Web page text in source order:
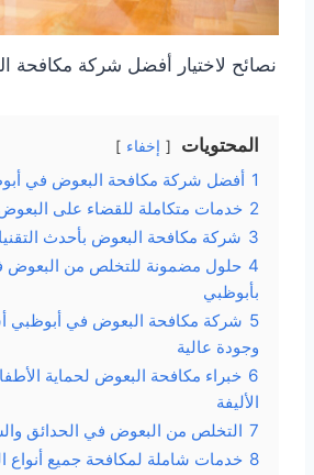
نصائح لاختيار أفضل شركة مكافحة
المحتويات إخفاء
1 أفضل شركة مكافحة البعوض في
2 خدمات متكاملة للقضاء على
3 شركة مكافحة البعوض بأحدث
4 حلول مضمونة للتخلص من البعوض
بأبوظبي
5 شركة مكافحة البعوض في أبوظبي
وجودة عالية
6 خبراء مكافحة البعوض لحماية
الأليفة
7 التخلص من البعوض في الحدائق
8 خدمات شاملة لمكافحة جميع أنواع